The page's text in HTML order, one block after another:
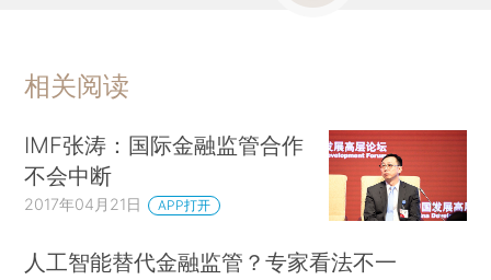
相关阅读
IMF张涛：国际金融监管合作
不会中断
2017年04月21日 APP打开
人工智能替代金融监管？专家看法不一